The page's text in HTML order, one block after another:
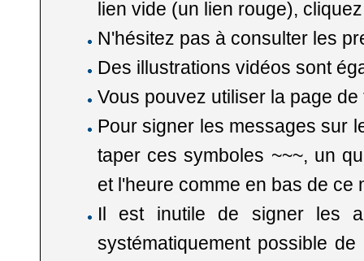
lien vide (un lien rouge),
N'hésitez pas à consulter les
Des illustrations vidéos sont
Vous pouvez utiliser la page de
Pour signer les messages sur
taper ces symboles ~~~, un
et l'heure comme en bas de ce
Il est inutile de signer les
systématiquement possible